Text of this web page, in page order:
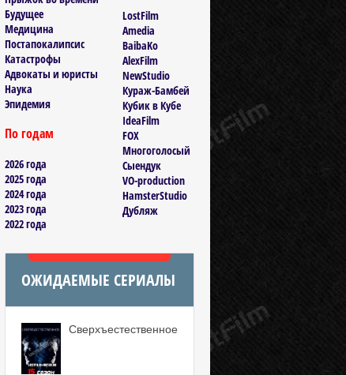
Будущее
Медицина
Постапокалипсис
Катастрофы
Адвокаты и юристы
Наука
Эпидемия
По годам
2026 года
2025 года
2024 года
2023 года
2022 года
LostFilm
Amedia
BaibaKo
AlexFilm
NewStudio
Кураж-Бамбей
Кубик в Кубе
IdeaFilm
FOX
Многоголосый
Сыендук
VO-production
HamsterStudio
Дубляж
ОЖИДАЕМЫЕ СЕРИАЛЫ
Сверхъестественное